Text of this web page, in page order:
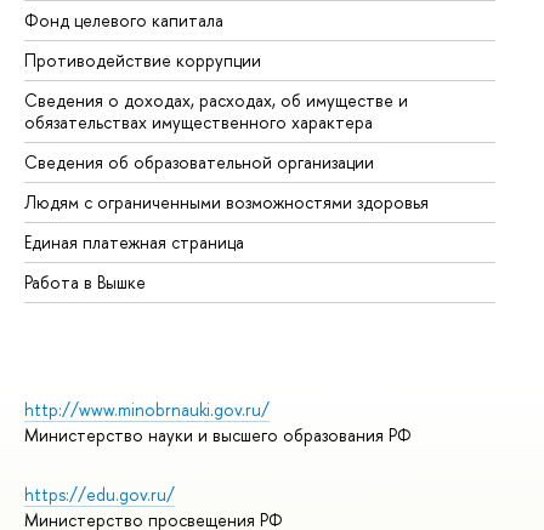
Фонд целевого капитала
Противодействие коррупции
Сведения о доходах, расходах, об имуществе и
обязательствах имущественного характера
Сведения об образовательной организации
Людям с ограниченными возможностями здоровья
Единая платежная страница
Работа в Вышке
http://www.minobrnauki.gov.ru/
Министерство науки и высшего образования РФ
https://edu.gov.ru/
Министерство просвещения РФ